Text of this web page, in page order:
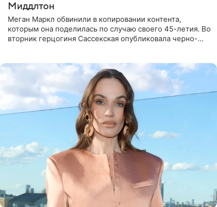
Миддлтон
Меган Маркл обвинили в копировании контента,
которым она поделилась по случаю своего 45-летия. Во
вторник герцогиня Сассекская опубликовала черно-